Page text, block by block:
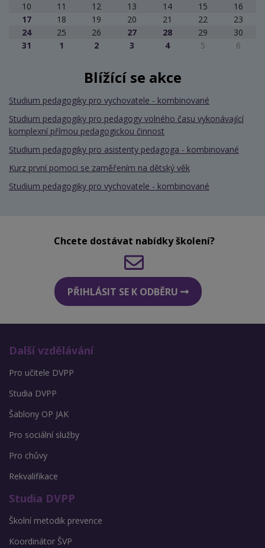
10
11 12 13 14 15
16
17
18 19 20 21 22
23
24
25 26 27 28 29
30
31
1 2 3 4 5 6
Blížící se akce
Studium pedagogiky pro vychovatele - kombinované
Studium pedagogiky pro pedagogy volného času vykonávající
komplexní přímou pedagogickou činnost
Studium pedagogiky pro asistenty pedagoga - kombinované
Kurz první pomoci se zaměřením na dětský věk
Studium pedagogiky pro vychovatele - kombinované
Chcete dostávat nabídky školení?
PŘIHLÁSIT SE K ODBĚRU
Další vzdělávání
Pro učitele DVPP
Studia DVPP
Šablony OP JAK
Pro sociální služby
Pro chůvy
Rekvalifikace
Studia DVPP
Školní metodik prevence
Koordinátor ŠVP